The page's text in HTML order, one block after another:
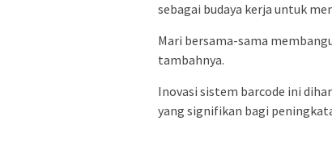
sebagai budaya kerja untuk
Mari bersama-sama
tambahnya.
Inovasi sistem barcode ini
yang signifikan bagi